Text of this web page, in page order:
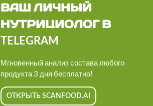
ВАШ ЛИЧНЫЙ
НУТРИЦИОЛОГ В
TELEGRAM
Мгновенный анализ состава любого
продукта 3 дня бесплатно!
ОТКРЫТЬ SCANFOOD.AI